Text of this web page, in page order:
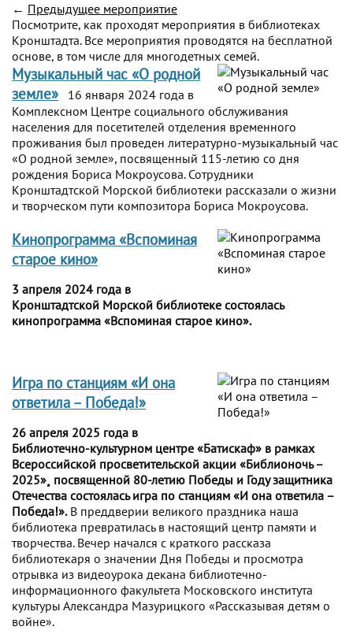
← Предыдущее мероприятие
Посмотрите, как проходят мероприятия в библиотеках
Кронштадта. Все мероприятия проводятся на бесплатной
основе, в том числе для многодетных семей.
Музыкальный час «О родной
земле»
16 января 2024 года в
Комплексном Центре социального обслуживания
населения для посетителей отделения временного
проживания был проведен литературно-музыкальный час
«О родной земле», посвященный 115-летию со дня
рождения Бориса Мокроусова. Сотрудники
Кронштадтской Морской библиотеки рассказали о жизни
и творческом пути композитора Бориса Мокроусова.
Кинопрограмма «Вспоминая
старое кино»
3 апреля 2024 года в
Кронштадтской Морской библиотеке состоялась
кинопрограмма «Вспоминая старое кино».
Игра по станциям «И она
ответила – Победа!»
26 апреля 2025 года в
Библиотечно-культурном центре «Батискаф» в рамках
Всероссийской просветительской акции «Библионочь –
2025»¸ посвященной 80-летию Победы и Году защитника
Отечества состоялась игра по станциям «И она ответила –
Победа!».В преддверии великого праздника наша
библиотека превратилась в настоящий центр памяти и
творчества. Вечер начался с краткого рассказа
библиотекаря о значении Дня Победы и просмотра
отрывка из видеоурока декана библиотечно-
информационного факультета Московского института
культуры Александра Мазурицкого «Рассказывая детям о
войне».